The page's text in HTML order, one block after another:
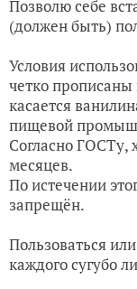
Позволю себе
(должен быть)
Условия
четко прописаны
касается
пищевой
Согласно ГОСТу,
месяцев.
По истечении
запрещён.
Пользоваться
каждого сугубо